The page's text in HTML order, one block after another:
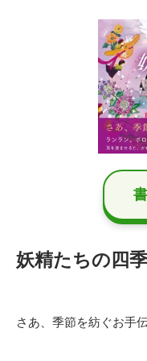
妖精たちの四
さあ、季節を紡ぐお手